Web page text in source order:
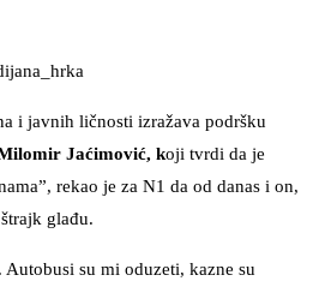
i javnih ličnosti izražava podršku
Jaćimović, koji tvrdi da je
rekao je za N1 da od danas i on,
glađu.
su mi oduzeti, kazne su